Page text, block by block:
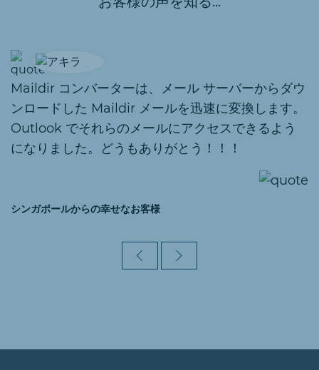
Maildir コンバーターは、メール サーバーからダウ
ンロードした Maildir メールを迅速に変換します。
Outlook でそれらのメールにアクセスできるよう
になりました。どうもありがとう！！！
シンガポールからの幸せなお客様